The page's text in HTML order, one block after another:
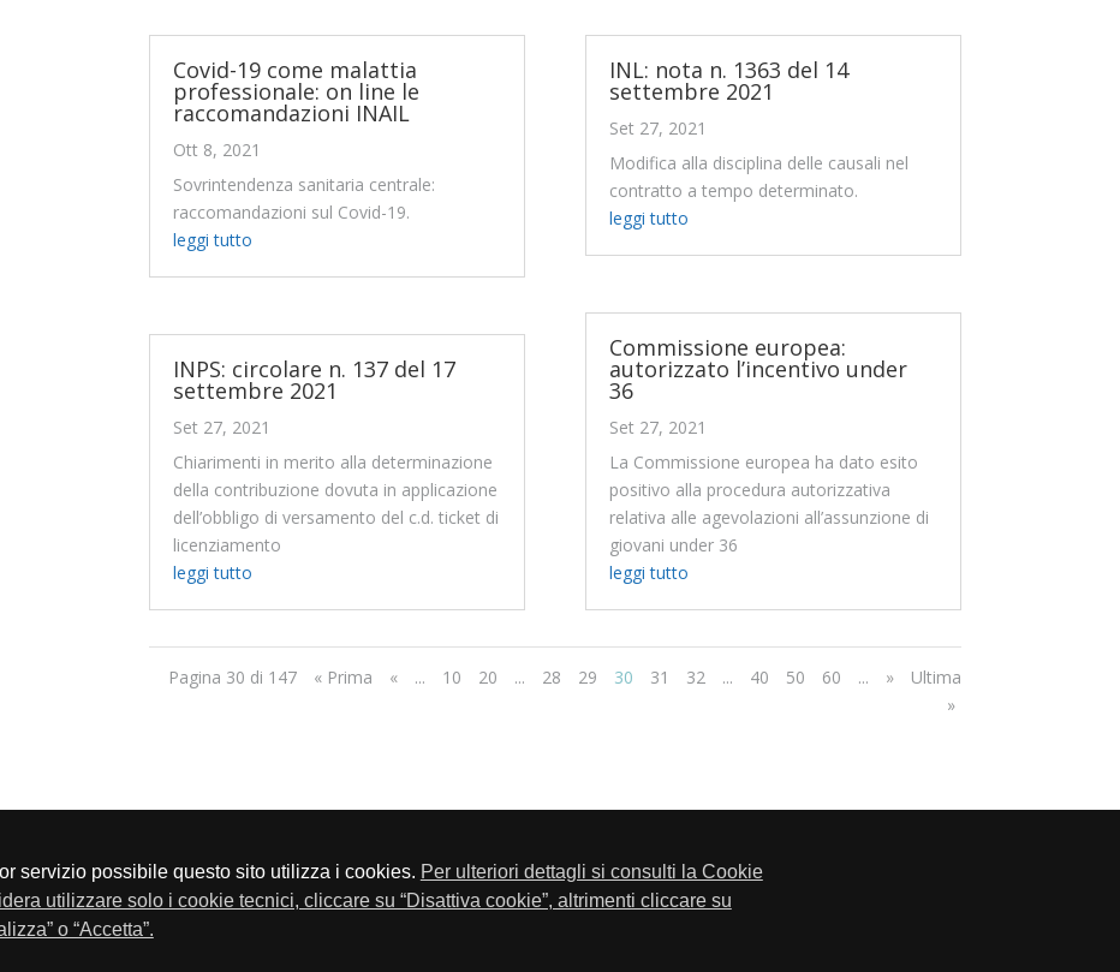
servizio possibile questo sito utilizza i cookies. Per ulteriori dettagli si consulti la Cookie
utilizzare solo i cookie tecnici, cliccare su “Disattiva cookie”, altrimenti cliccare su
o “Accetta”.
Covid-19 come malattia
professionale: on line le
raccomandazioni INAIL
Ott 8, 2021
Sovrintendenza sanitaria centrale:
raccomandazioni sul Covid-19.
leggi tutto
INPS: circolare n. 137 del 17
settembre 2021
Set 27, 2021
Chiarimenti in merito alla determinazione
della contribuzione dovuta in applicazione
dell’obbligo di versamento del c.d. ticket di
licenziamento
leggi tutto
INL: nota n. 1363 del 14
settembre 2021
Set 27, 2021
Modifica alla disciplina delle causali nel
contratto a tempo determinato.
leggi tutto
Commissione europea:
autorizzato l’incentivo under
36
Set 27, 2021
La Commissione europea ha dato esito
positivo alla procedura autorizzativa
relativa alle agevolazioni all’assunzione di
giovani under 36
leggi tutto
Pagina 30 di 147 « Prima « ... 10 20 ... 28 29 30 31 32 ... 40 50 60 ... »
Ultima
»
P.Iva 01548020179 - Telefono 030-23076 - Fax 030-2304108